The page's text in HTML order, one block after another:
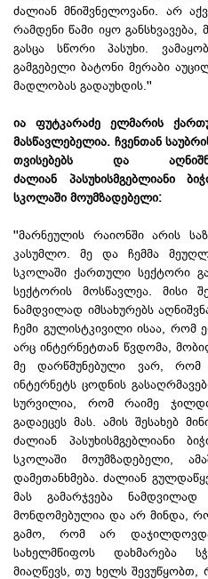
ძალიან მნიშვნელოვანი. არ
რამდენი წამი იყო
გასცა სწორი პასუხი.
გამგებელი ბატონი მერაბი
მადლობას გადაუხდის.''
ია ფუტკარაძე ელმარის
მასწავლებელია. ჩვენთან
თვისებებს და
ძალიან პასუხისმგებლიანი
სკოლაში მოუმზადებელი:
''მარნეულის რაიონში არის
კასუმლო. მე და ჩემმა
სკოლაში ქართული სექტორი
სექტორის მოსწავლეა. მისი
ნამდვილად იმსახურებს
ჩემი გულისტკივილი ისაა, რომ
არც ინტერნეტთან წვდომა,
მე დარწმუნებული ვარ, რომ
ინტერნეტს ცოდნის
სურვილია, რომ რაიმე
გადაეცეს მას. ამის შესახებ
ძალიან პასუხისმგებლიანი
სკოლაში მოუმზადებელი,
დამეთანხმება. ძალიან
მას გამარჯვება
მონდომებულია და არ მინდა,
გამო, რომ არ
სახელმწიფოს დახმარება
მიაღწევს, თუ ხელს შევუწყობთ,